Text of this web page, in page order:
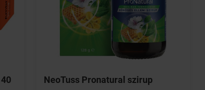
NeoTuss Pronatural szirup